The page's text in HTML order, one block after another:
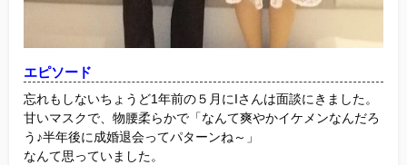
エピソード
忘れもしないちょうど1年前の５月にIさんは面談にきました。
甘いマスクで、物腰柔らかで「なんて爽やかイケメンなんだろ
う♪半年後に成婚退会ってパターンね～」
なんて思っていました。